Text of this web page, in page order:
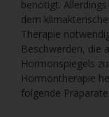
benötigt.
dem
Therapie
Beschwerden, die
Hormonspiegels
Hormontherapie
folgende